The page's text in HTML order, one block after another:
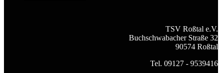
TSV Roßtal e.V.
Buchschwabacher Straße 32
90574 Roßtal
Tel. 09127 - 9539416